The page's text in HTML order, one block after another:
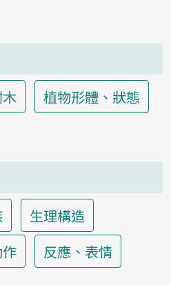
植物形體、狀態
生理構造
反應、表情